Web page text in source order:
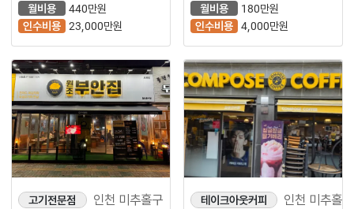
월비용
440만원
인수비용 23,000만원
월비용
180만원
인수비용 4,000만원
고기전문점 인천 미추홀구 테이크아웃커피 인천 미추홀구